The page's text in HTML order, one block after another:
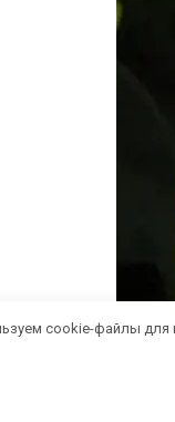
cookie-файлы для